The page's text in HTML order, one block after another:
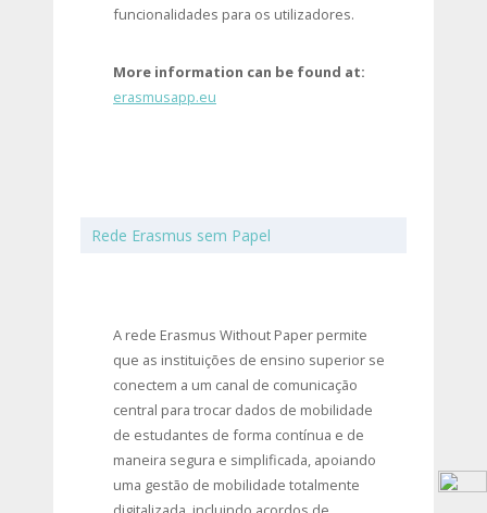
funcionalidades para os utilizadores.
More information can be found at:
erasmusapp.eu
Rede Erasmus sem Papel
A rede Erasmus Without Paper permite
que as instituições de ensino superior se
conectem a um canal de comunicação
central para trocar dados de mobilidade
de estudantes de forma contínua e de
maneira segura e simplificada, apoiando
uma gestão de mobilidade totalmente